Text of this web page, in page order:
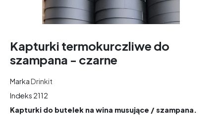
Kapturki termokurczliwe do
szampana - czarne
MarkaDrinkit
Indeks 2112
Kapturki do butelek na wina musujące / szampana.